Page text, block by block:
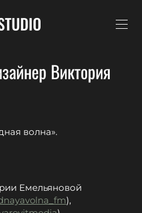
Виктория
волна».
Емельяновой
),